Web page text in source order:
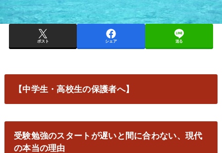
ポスト シェア 送る
【中学生・高校生の保護者へ】
受験勉強のスタートが遅いと間に合わない、現代
の本当の理由